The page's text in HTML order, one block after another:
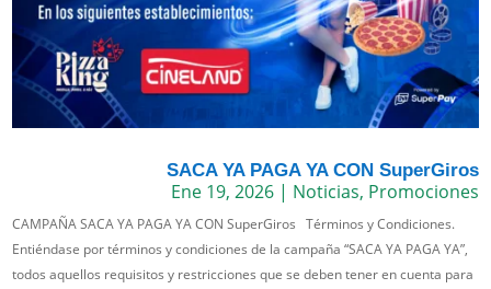
SACA YA PAGA YA CON SuperGiros
Ene 19, 2026| Noticias, Promociones
CAMPAÑA SACA YA PAGA YA CON SuperGiros Términos y Condiciones.
Entiéndase por términos y condiciones de la campaña “SACA YA PAGA YA”,
todos aquellos requisitos y restricciones que se deben tener en cuenta para